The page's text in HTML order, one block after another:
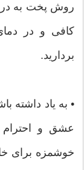
روش پخت به
کافی و در
بردارید.
• به یاد داشته
عشق و احترام
خوشمزه برای